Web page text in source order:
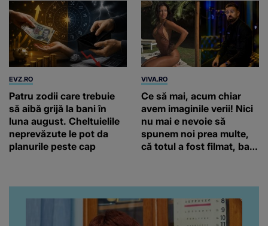
EVZ.RO
Patru zodii care trebuie
să aibă grijă la bani în
luna august. Cheltuielile
neprevăzute le pot da
planurile peste cap
VIVA.RO
Ce să mai, acum chiar
avem imaginile verii! Nici
nu mai e nevoie să
spunem noi prea multe,
că totul a fost filmat, ba
da, frumoasa iubită a lui
Florin Ristei e...